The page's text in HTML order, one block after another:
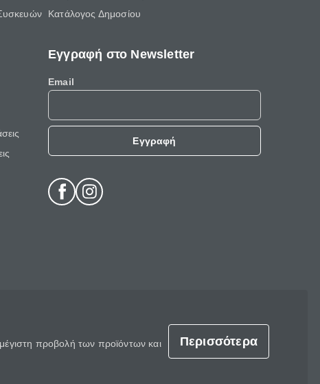
Κατάλογος Δημοσίου
Εγγραφή στο Newsletter
Email
Εγγραφή
προβολή των προϊόντων και
Περισσότερα